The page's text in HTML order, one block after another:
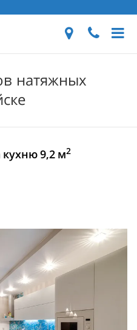
натяжных
9,2 м2